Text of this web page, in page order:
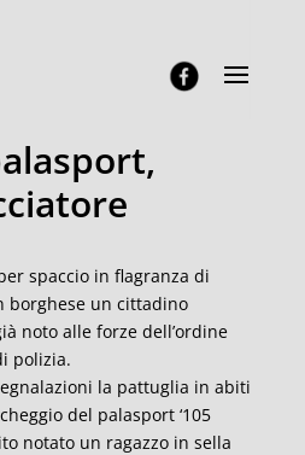
spaccio in flagranza di
borghese un cittadino
noto alle forze dell’ordine
polizia.
la pattuglia in abiti
del palasport ‘105
notato un ragazzo in sella